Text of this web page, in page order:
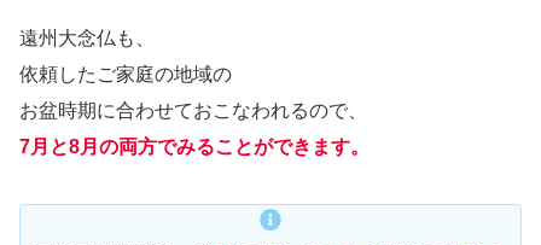
遠州大念仏も、
依頼したご家庭の地域の
お盆時期に合わせておこなわれるので、
7月と8月の両方でみることができます。